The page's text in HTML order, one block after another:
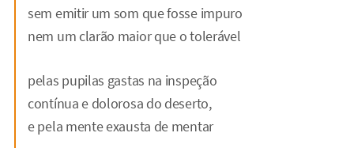
sem emitir um som que fosse impuro
nem um clarão maior que o tolerável
pelas pupilas gastas na inspeção
contínua e dolorosa do deserto,
e pela mente exausta de mentar